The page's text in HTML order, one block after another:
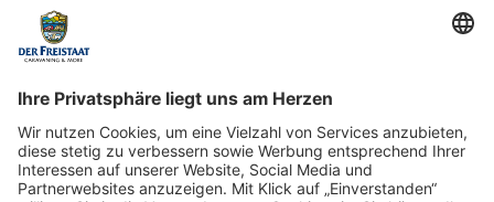
Newsletter: Jetzt auf
shop.derfreistaat.de anmelden und
einen 5€ Gutschein für unseren Online-
Shop erhalten!*